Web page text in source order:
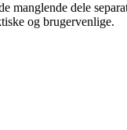
manglende dele
og brugervenlige.